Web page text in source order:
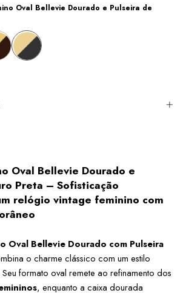
Oval Bellevie Dourado e Pulseira de
Oval Bellevie Dourado e
Preta – Sofisticação
relógio vintage feminino com
Oval Bellevie Dourado com Pulseira
o charme clássico com um estilo
, enquanto a caixa dourada